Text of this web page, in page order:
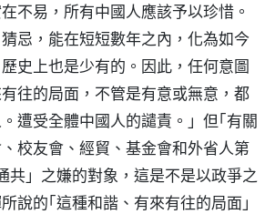
不易，所有中國人應該予以珍惜。
忌，能在短短數年之內，化為如今
史上也是少有的。因此，任何意圖
往的局面，不管是有意或無意，都
遭受全體中國人的譴責。」但｢有關
校友會、經貿、基金會和外省人第
共」之嫌的對象，這是不是以政爭之
說的｢這種和諧、有來有往的局面」